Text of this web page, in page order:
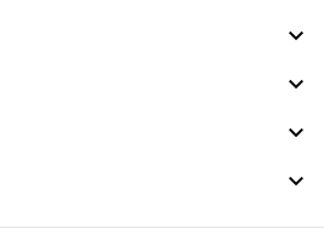



